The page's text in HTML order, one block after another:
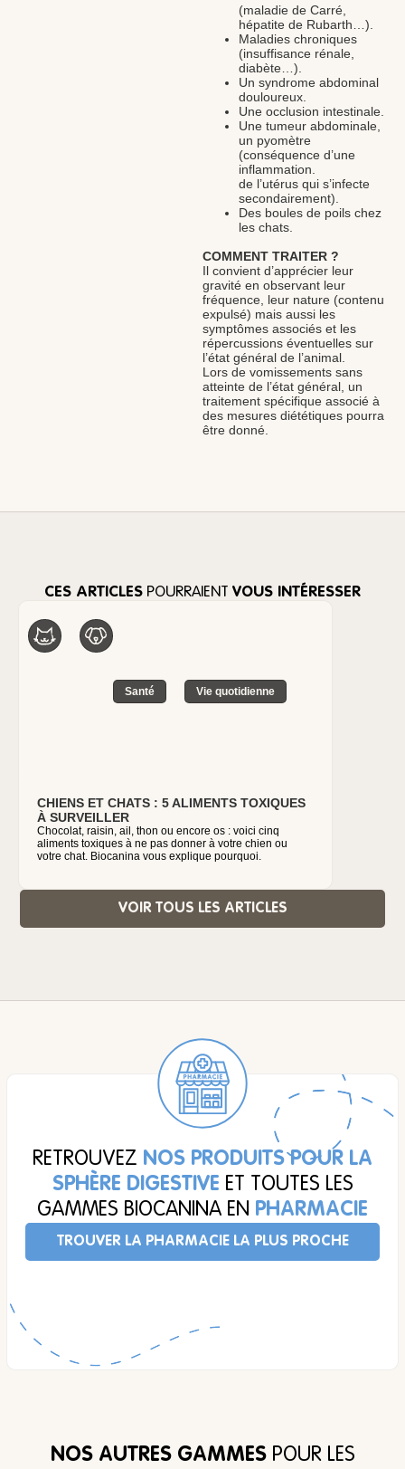
(maladie de Carré,
hépatite de Rubarth…).
Maladies chroniques
(insuffisance rénale,
diabète…).
Un syndrome abdominal
douloureux.
Une occlusion intestinale.
Une tumeur abdominale,
un pyomètre
(conséquence d’une
inflammation.
de l’utérus qui s’infecte
secondairement).
Des boules de poils chez
les chats.
COMMENT TRAITER ?
Il convient d’apprécier leur
gravité en observant leur
fréquence, leur nature (contenu
expulsé) mais aussi les
symptômes associés et les
répercussions éventuelles sur
l’état général de l’animal.
Lors de vomissements sans
atteinte de l’état général, un
traitement spécifique associé à
des mesures diététiques pourra
être donné.
CES ARTICLES POURRAIENT VOUS INTÉRESSER
Santé Vie quotidienne
CHIENS ET CHATS : 5 ALIMENTS TOXIQUES
À SURVEILLER
Chocolat, raisin, ail, thon ou encore os : voici cinq
aliments toxiques à ne pas donner à votre chien ou
votre chat. Biocanina vous explique pourquoi.
VOIR TOUS LES ARTICLES
RETROUVEZ NOS PRODUITS POUR LA
SPHÈRE DIGESTIVE ET TOUTES LES
GAMMES BIOCANINA EN PHARMACIE
TROUVER LA PHARMACIE LA PLUS PROCHE
NOS AUTRES GAMMESPOUR LES